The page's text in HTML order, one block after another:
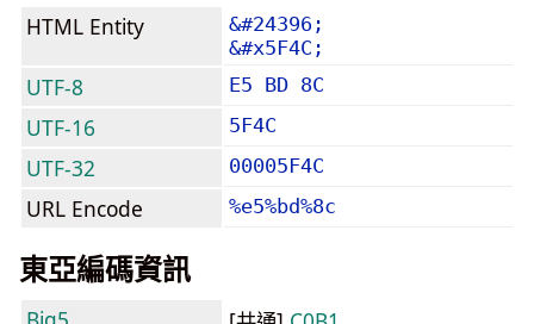
HTML Entity
&#24396;
&#x5F4C;
UTF-8 E5 BD 8C
UTF-16 5F4C
UTF-32 00005F4C
URL Encode %e5%bd%8c
東亞編碼資訊